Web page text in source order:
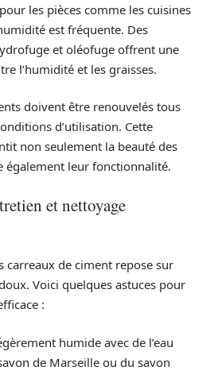
les pièces comme les cuisines
est fréquente. Des
et oléofuge offrent une
l’humidité et les graisses.
doivent être renouvelés tous
d’utilisation. Cette
non seulement la beauté des
également leur fonctionnalité.
et nettoyage
carreaux de ciment repose sur
Voici quelques astuces pour
:
humide avec de l’eau
de Marseille ou du savon